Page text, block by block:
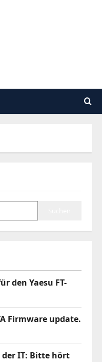
den Yaesu FT-
Firmware update.
der IT: Bitte hört